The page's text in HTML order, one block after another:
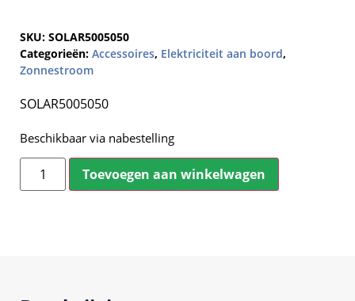
SKU: SOLAR5005050
Categorieën: Accessoires, Elektriciteit aan boord,
Zonnestroom
SOLAR5005050
Beschikbaar via nabestelling
Toevoegen aan winkelwagen